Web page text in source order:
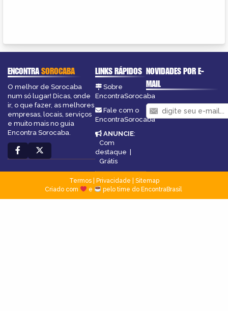
ENCONTRASOROCABA
O melhor de Sorocaba
num só lugar! Dicas, onde
ir, o que fazer, as melhores
empresas, locais, serviços
e muito mais no guia
Encontra Sorocaba.
LINKS RÁPIDOS
Sobre
EncontraSorocaba
Fale com o
EncontraSorocaba
ANUNCIE:
Com
destaque |
Grátis
NOVIDADES POR E-
MAIL
Termos| Privacidade
Sitemap
Criado com
e pelo time do EncontraBrasil